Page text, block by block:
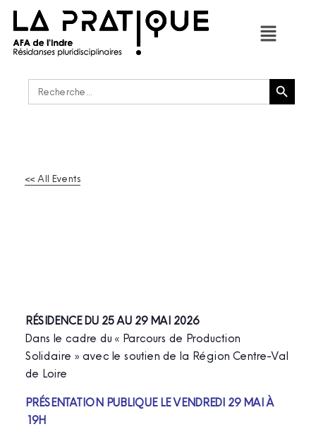
Rechercher : Bouton de recherche
<< All Events
RÉSIDENCE DU 25 AU 29 MAI 2026
Dans le cadre du « Parcours de Production
Solidaire » avec le soutien de la Région Centre-Val
de Loire
PRÉSENTATION PUBLIQUE LE VENDREDI 29 MAI À
19H